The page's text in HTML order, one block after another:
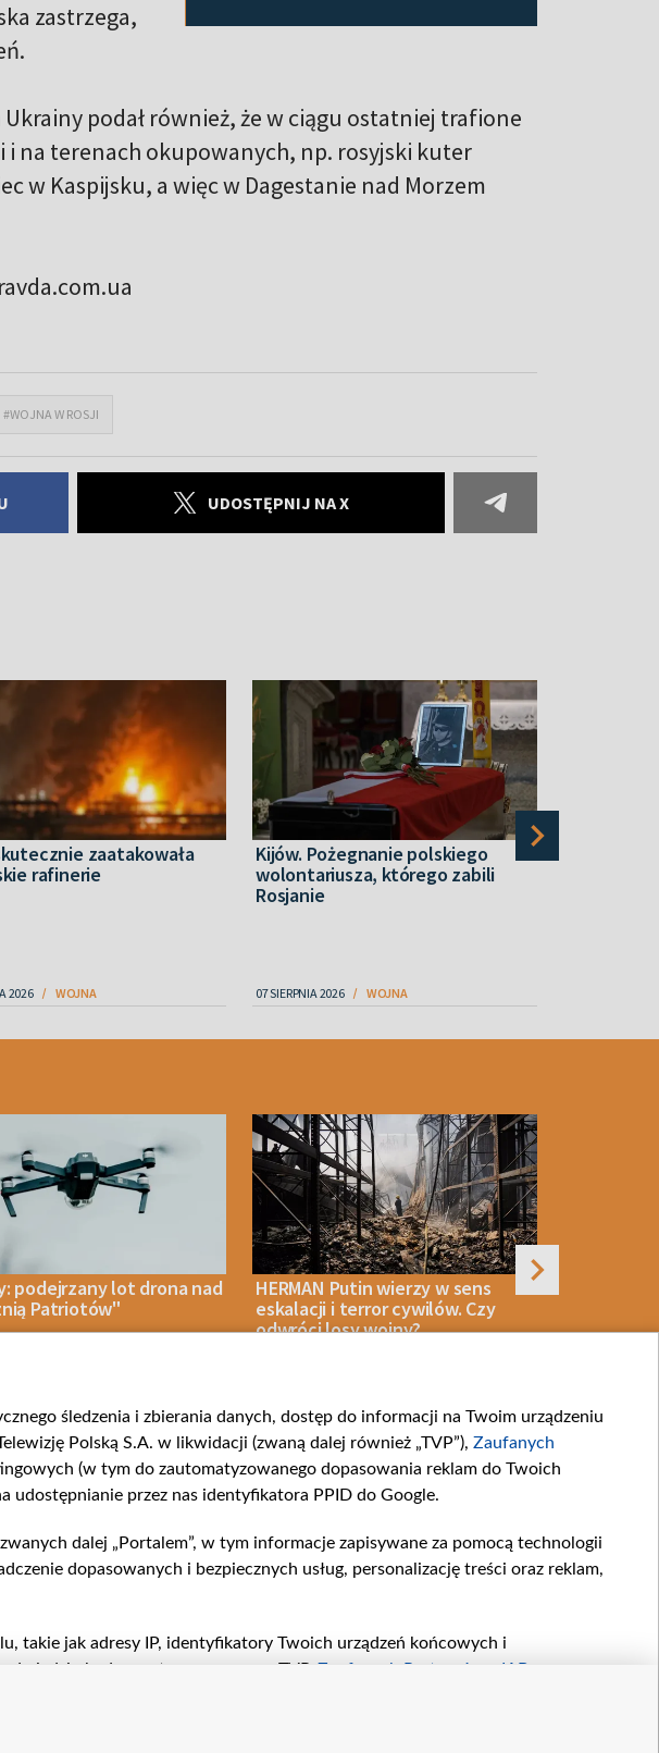
zastrzega,
podał również, że w ciągu ostatniej trafione
i na terenach okupowanych, np. rosyjski kuter
w Kaspijsku, a więc w Dagestanie nad Morzem
#WOJNA W ROSJI
UDOSTĘPNIJ NA X
zaatakowała
rafinerie
2026 WOJNA
Kijów. Pożegnanie polskiego
wolontariusza, którego zabili
Rosjanie
07 SIERPNIA 2026 WOJNA
podejrzany lot drona nad
Patriotów"
2026 NASZE BEZPIECZEŃSTWO
HERMAN Putin wierzy w sens
eskalacji i terror cywilów. Czy
odwróci losy wojny?
08 SIERPNIA 2026 OPINIE 08 SIERPNIA 2026
Serwisy partnerskie
tvpworld.com
Moje zgody
śledzenia i zbierania danych, dostęp do informacji na Twoim urządzeniu
Polską S.A. w likwidacji (zwaną dalej również „TVP”), Zaufanych
(w tym do zautomatyzowanego dopasowania reklam do Twoich
udostępnianie przez nas identyfikatora PPID do Google.
zwanych dalej „Portalem”, w tym informacje zapisywane za pomocą technologii
dopasowanych i bezpiecznych usług, personalizację treści oraz reklam,
takie jak adresy IP, identyfikatory Twoich urządzeń końcowych i
będą przetwarzane przez TVP, Zaufanych Partnerów z IAB
na urządzeniu lub dostęp do nich, wyboru podstawowych reklam,
treści, wyboru spersonalizowanych treści, pomiaru